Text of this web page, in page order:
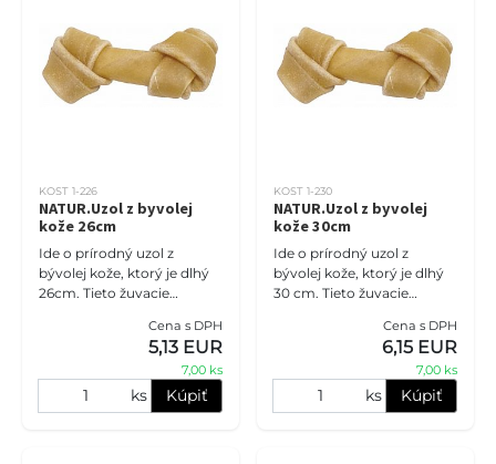
KOST 1-226
NATUR.Uzol z byvolej
kože 26cm
Ide o prírodný uzol z
bývolej kože, ktorý je dlhý
26cm. Tieto žuvacie
súčasťou starostlivosti o
ústnu dutinu psov.
Cena s DPH
5,13 EUR
7,00 ks
ks Kúpiť
KOST 1-230
NATUR.Uzol z byvolej
kože 30cm
Ide o prírodný uzol z
bývolej kože, ktorý je dlhý
30 cm. Tieto žuvacie
súčasťou starostlivosti o
ústnu dutinu psov.
Cena s DPH
6,15 EUR
7,00 ks
ks Kúpiť